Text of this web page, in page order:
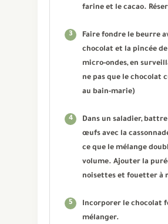
farine et le cacao.
3
Faire fondre le beurre
chocolat et la pincée de
micro-ondes, en
ne pas que le chocolat
au bain-marie)
4
Dans un saladier,
œufs avec la
ce que le mélange
volume. Ajouter la
noisettes et fouetter à
5
Incorporer le chocolat
mélanger.